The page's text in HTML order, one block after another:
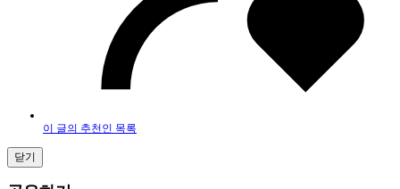
이 글의 추천인 목록
닫기